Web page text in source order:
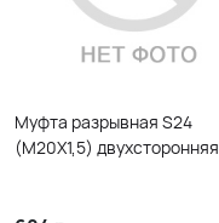
Муфта разрывная S24
(М20Х1,5) двухсторонняя